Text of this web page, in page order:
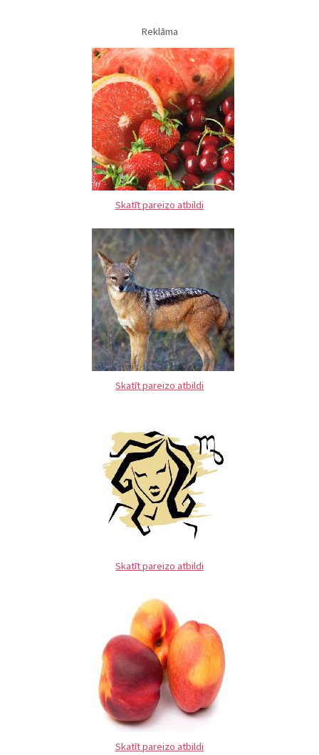
Reklāma
Skatīt pareizo atbildi
Skatīt pareizo atbildi
Skatīt pareizo atbildi
Skatīt pareizo atbildi